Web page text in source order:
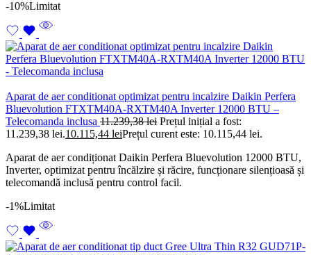
-10%Limitat
Aparat de aer conditionat optimizat pentru incalzire Daikin Perfera
Bluevolution FTXTM40A-RXTM40A Inverter 12000 BTU –
Telecomanda inclusa 11.239,38lei Prețul inițial a fost:
11.239,38 lei.10.115,44 leiPrețul curent este: 10.115,44 lei.
Aparat de aer condiționat Daikin Perfera Bluevolution 12000 BTU,
Inverter, optimizat pentru încălzire și răcire, funcționare silențioasă și
telecomandă inclusă pentru control facil.
-1%Limitat